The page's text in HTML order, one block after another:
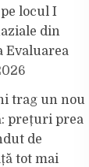
locul I
din
Evaluarea
trag un nou
prețuri prea
de
tot mai